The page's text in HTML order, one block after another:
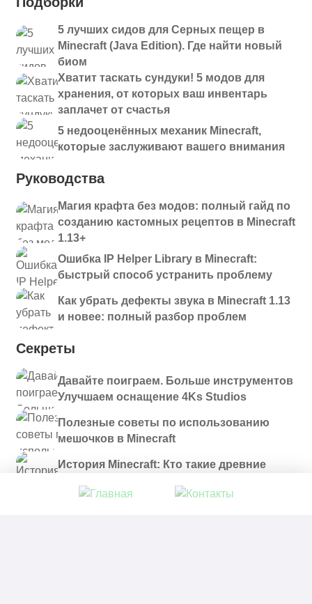
5 лучших сидов для Серных пещер в
Minecraft (Java Edition). Где найти новый
биом
Хватит таскать сундуки! 5 модов для
хранения, от которых ваш инвентарь
заплачет от счастья
5 недооценённых механик Minecraft,
которые заслуживают вашего внимания
Руководства
Магия крафта без модов: полный гайд по
созданию кастомных рецептов в Minecraft
1.13+
Ошибка IP Helper Library в Minecraft:
быстрый способ устранить проблему
Как убрать дефекты звука в Minecraft 1.13
и новее: полный разбор проблем
Секреты
Давайте поиграем. Больше инструментов
Улучшаем оснащение 4Ks Studios
Полезные советы по использованию
мешочков в Minecraft
История Minecraft: Кто такие древние